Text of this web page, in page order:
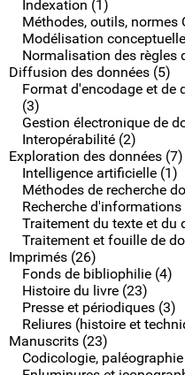
Indexation (1)
Méthodes, outils, normes
Modélisation
Normalisation des règles
Diffusion des données (5)
Format d'encodage et de
(3)
Gestion électronique de
Interopérabilité (2)
Exploration des données (7)
Intelligence artificielle (1)
Méthodes de recherche
Recherche d'informations
Traitement du texte et du
Traitement et fouille de
Imprimés (26)
Fonds de bibliophilie (4)
Histoire du livre (23)
Presse et périodiques (3)
Reliures (histoire et
Manuscrits (23)
Codicologie,